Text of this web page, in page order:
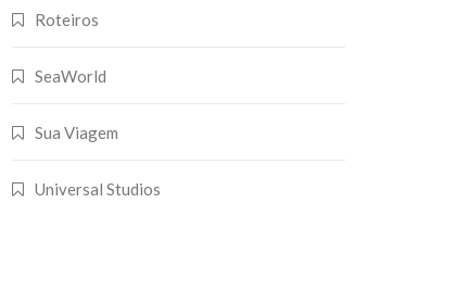
Roteiros
SeaWorld
Sua Viagem
Universal Studios